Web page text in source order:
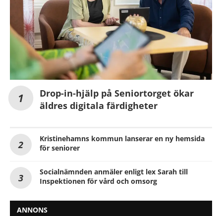
Drop-in-hjälp på Seniortorget ökar
äldres digitala färdigheter
Kristinehamns kommun lanserar en ny hemsida
för seniorer
Socialnämnden anmäler enligt lex Sarah till
Inspektionen för vård och omsorg
ANNONS